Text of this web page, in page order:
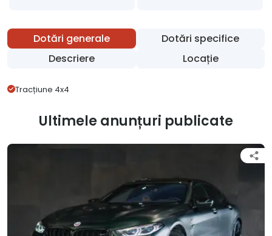
Dotări generale
Dotări specifice
Descriere
Locație
Tracțiune 4x4
Ultimele anunțuri publicate